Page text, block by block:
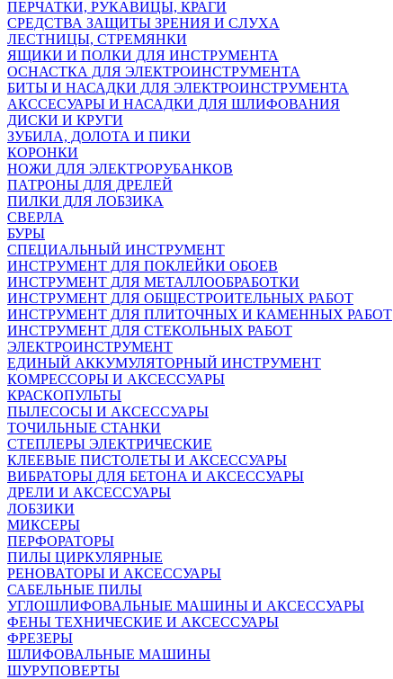
ПЕРЧАТКИ, РУКАВИЦЫ, КРАГИ
СРЕДСТВА ЗАЩИТЫ ЗРЕНИЯ И СЛУХА
ЛЕСТНИЦЫ, СТРЕМЯНКИ
ЯЩИКИ И ПОЛКИ ДЛЯ ИНСТРУМЕНТА
ОСНАСТКА ДЛЯ ЭЛЕКТРОИНСТРУМЕНТА
БИТЫ И НАСАДКИ ДЛЯ ЭЛЕКТРОИНСТРУМЕНТА
АКССЕСУАРЫ И НАСАДКИ ДЛЯ ШЛИФОВАНИЯ
ДИСКИ И КРУГИ
ЗУБИЛА, ДОЛОТА И ПИКИ
КОРОНКИ
НОЖИ ДЛЯ ЭЛЕКТРОРУБАНКОВ
ПАТРОНЫ ДЛЯ ДРЕЛЕЙ
ПИЛКИ ДЛЯ ЛОБЗИКА
СВЕРЛА
БУРЫ
СПЕЦИАЛЬНЫЙ ИНСТРУМЕНТ
ИНСТРУМЕНТ ДЛЯ ПОКЛЕЙКИ ОБОЕВ
ИНСТРУМЕНТ ДЛЯ МЕТАЛЛООБРАБОТКИ
ИНСТРУМЕНТ ДЛЯ ОБЩЕСТРОИТЕЛЬНЫХ РАБОТ
ИНСТРУМЕНТ ДЛЯ ПЛИТОЧНЫХ И КАМЕННЫХ РАБОТ
ИНСТРУМЕНТ ДЛЯ СТЕКОЛЬНЫХ РАБОТ
ЭЛЕКТРОИНСТРУМЕНТ
ЕДИНЫЙ АККУМУЛЯТОРНЫЙ ИНСТРУМЕНТ
КОМРЕССОРЫ И АКСЕССУАРЫ
КРАСКОПУЛЬТЫ
ПЫЛЕСОСЫ И АКСЕССУАРЫ
ТОЧИЛЬНЫЕ СТАНКИ
СТЕПЛЕРЫ ЭЛЕКТРИЧЕСКИЕ
КЛЕЕВЫЕ ПИСТОЛЕТЫ И АКСЕССУАРЫ
ВИБРАТОРЫ ДЛЯ БЕТОНА И АКСЕССУАРЫ
ДРЕЛИ И АКСЕССУАРЫ
ЛОБЗИКИ
МИКСЕРЫ
ПЕРФОРАТОРЫ
ПИЛЫ ЦИРКУЛЯРНЫЕ
РЕНОВАТОРЫ И АКСЕССУАРЫ
САБЕЛЬНЫЕ ПИЛЫ
УГЛОШЛИФОВАЛЬНЫЕ МАШИНЫ И АКСЕССУАРЫ
ФЕНЫ ТЕХНИЧЕСКИЕ И АКСЕССУАРЫ
ФРЕЗЕРЫ
ШЛИФОВАЛЬНЫЕ МАШИНЫ
ШУРУПОВЕРТЫ